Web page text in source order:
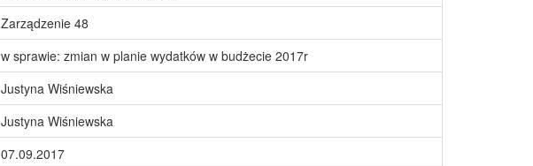
Zarządzenie 48
w sprawie: zmian w planie wydatków w budżecie 2017r
Justyna Wiśniewska
Justyna Wiśniewska
07.09.2017